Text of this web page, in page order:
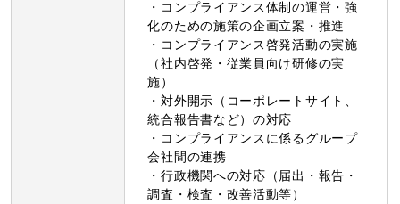
・コンプライアンス体制の運営・強
化のための施策の企画立案・推進
・コンプライアンス啓発活動の実施
（社内啓発・従業員向け研修の実
施）
・対外開示（コーポレートサイト、
統合報告書など）の対応
・コンプライアンスに係るグループ
会社間の連携
・行政機関への対応（届出・報告・
調査・検査・改善活動等）